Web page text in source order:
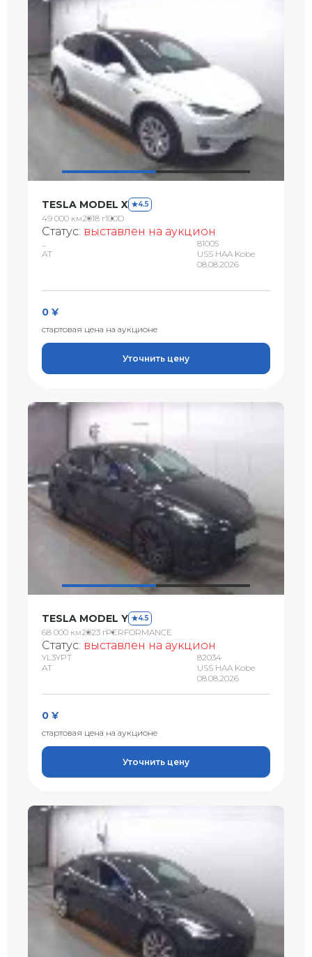
TESLA MODEL X 4.5
49 000 км2018 г100D
Статус: выставлен на аукцион
...
AT
81005
USS HAA Kobe
08.08.2026
0 ¥
стартовая цена на аукционе
Уточнить цену
TESLA MODEL Y 4.5
68 000 км2023 гPERFORMANCE
Статус: выставлен на аукцион
YL3YPT
AT
82034
USS HAA Kobe
08.08.2026
0 ¥
стартовая цена на аукционе
Уточнить цену